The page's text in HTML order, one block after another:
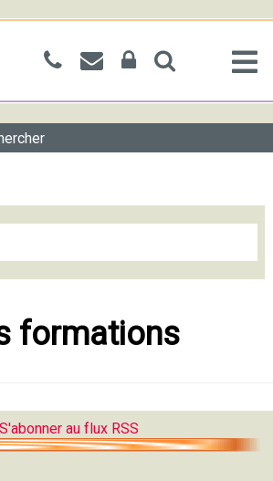
formations
S'abonner au flux RSS